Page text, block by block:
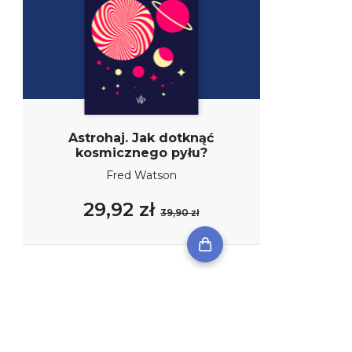
Astrohaj. Jak dotknąć
kosmicznego pyłu?
Fred Watson
29,92 zł39,90 zł